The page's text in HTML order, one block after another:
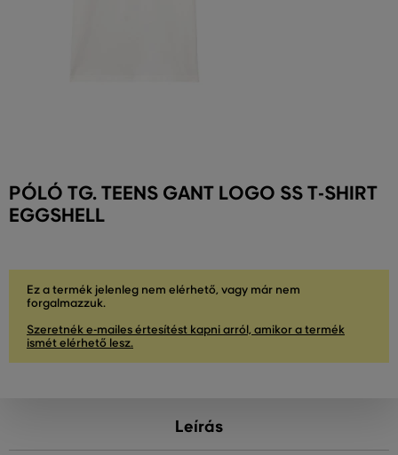
PÓLÓ TG. TEENS GANT LOGO SS T-SHIRT
EGGSHELL
Ez a termék jelenleg nem elérhető, vagy már nem
forgalmazzuk.
Szeretnék e-mailes értesítést kapni arról, amikor a termék
ismét elérhető lesz.
Leírás